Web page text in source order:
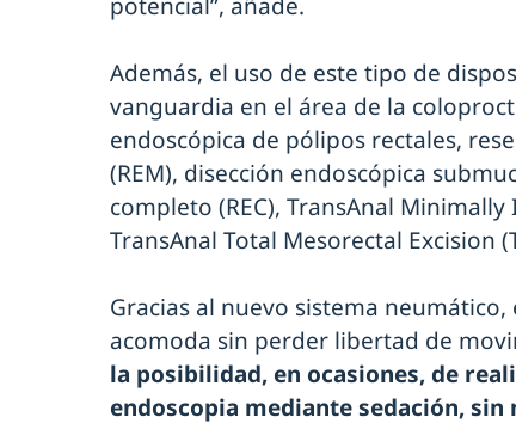
Además, el uso de este tipo de
vanguardia en el área de la
endoscópica de pólipos rectales,
(REM), disección endoscópica
completo (REC), TransAnal Minimally
TransAnal Total Mesorectal Excision
Gracias al nuevo sistema
acomoda sin perder libertad de
la posibilidad, en ocasiones, de
endoscopia mediante sedación,